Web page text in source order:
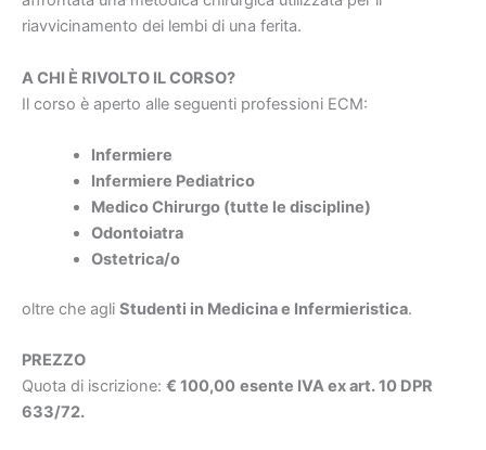
riavvicinamento dei lembi di una ferita.
A CHI È RIVOLTO IL CORSO?
Il corso è aperto alle seguenti professioni ECM:
Infermiere
Infermiere Pediatrico
Medico Chirurgo (tutte le discipline)
Odontoiatra
Ostetrica/o
oltre che agli Studenti in Medicina e Infermieristica.
PREZZO
Quota di iscrizione: € 100,00 esente IVA ex art. 10 DPR
633/72.